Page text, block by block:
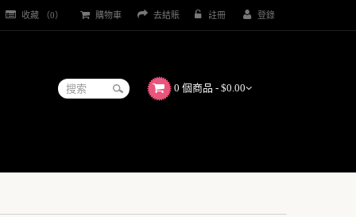
註冊 登錄
收藏 （0） 購物車 去結賬
0 個商品 - $0.00